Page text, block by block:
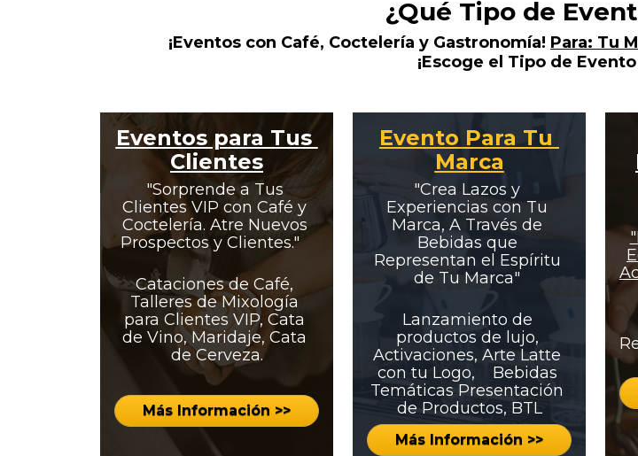
¿Qué Tipo de
¡Eventos con Café, Coctelería y Gastronomía! Para: Tu
¡Escoge el Tipo de
Eventos para Tus
Clientes
"Sorprende a Tus
Clientes VIP con Café y
Coctelería. Atre Nuevos
Prospectos y Clientes."
Cataciones de Café,
Talleres de Mixología
para Clientes VIP, Cata
de Vino, Maridaje, Cata
de Cerveza.
Más Información >>
Evento Para Tu
Marca
"Crea Lazos y
Experiencias con Tu
Marca, A Través de
Bebidas que
Representan el Espíritu
de Tu Marca"
Lanzamiento de
productos de lujo,
Activaciones, Arte Latte
con tu Logo,    Bebidas
Temáticas Presentación
de Productos, BTL
Más Información >>